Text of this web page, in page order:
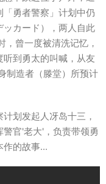
勇者警察」计划中仍
カード），两人自此
曾一度被清洗记忆，
到勇太的叫喊，从友
制造者（滕堂）所预计
划发起人冴岛十三，
官'老大'，负责带领勇
作的故事...